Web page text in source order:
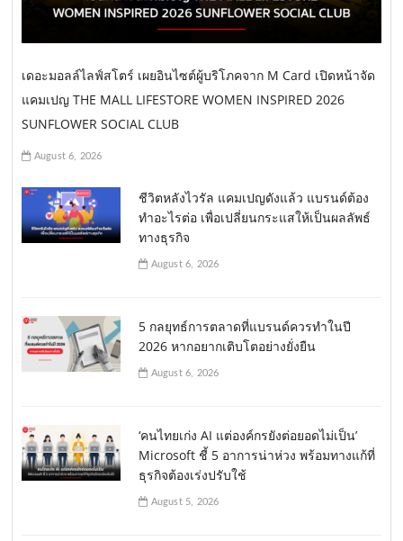
เดอะมอลล์ไลฟ์สโตร์ เผยอินไซต์ผู้บริโภคจาก M Card เปิดหน้าจัด
แคมเปญ THE MALL LIFESTORE WOMEN INSPIRED 2026
SUNFLOWER SOCIAL CLUB
August 6, 2026
ชีวิตหลังไวรัล แคมเปญดังแล้ว แบรนด์ต้อง
ทำอะไรต่อ เพื่อเปลี่ยนกระแสให้เป็นผลลัพธ์
ทางธุรกิจ
August 6, 2026
5 กลยุทธ์การตลาดที่แบรนด์ควรทำในปี
2026 หากอยากเติบโตอย่างยั่งยืน
August 6, 2026
‘คนไทยเก่ง AI แต่องค์กรยังต่อยอดไม่เป็น’
Microsoft ชี้ 5 อาการน่าห่วง พร้อมทางแก้ที่
ธุรกิจต้องเร่งปรับใช้
August 5, 2026